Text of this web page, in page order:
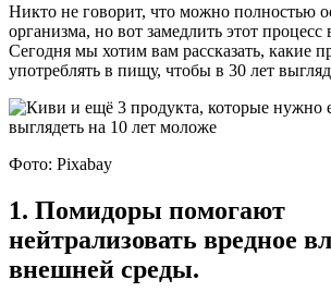
Никто не говорит, что можно полностью
организма, но вот замедлить этот процесс
Сегодня мы хотим вам рассказать, какие
употреблять в пищу, чтобы в 30 лет
Фото: Pixabay
1. Помидоры помогают
нейтрализовать вредное
внешней среды.